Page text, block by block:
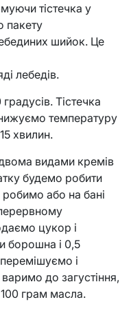
тістечка у
пакету
шийок. Це
лебедів.
Тістечка
температуру
хвилин.
двома видами кремів
будемо робити
або на бані
цукор і
борошна і 0,5
і
до загустіння,
грам масла.